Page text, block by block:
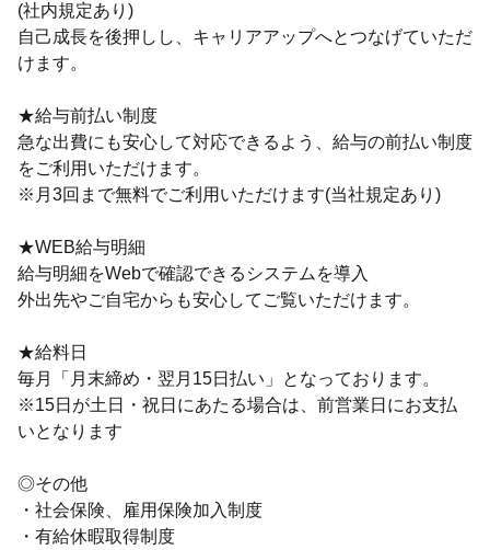
(社内規定あり)
自己成長を後押しし、キャリアアップへとつなげていただ
けます。
★給与前払い制度
急な出費にも安心して対応できるよう、給与の前払い制度
をご利用いただけます。
※月3回まで無料でご利用いただけます(当社規定あり)
★WEB給与明細
給与明細をWebで確認できるシステムを導入
外出先やご自宅からも安心してご覧いただけます。
★給料日
毎月「月末締め・翌月15日払い」となっております。
※15日が土日・祝日にあたる場合は、前営業日にお支払
いとなります
◎その他
・社会保険、雇用保険加入制度
・有給休暇取得制度